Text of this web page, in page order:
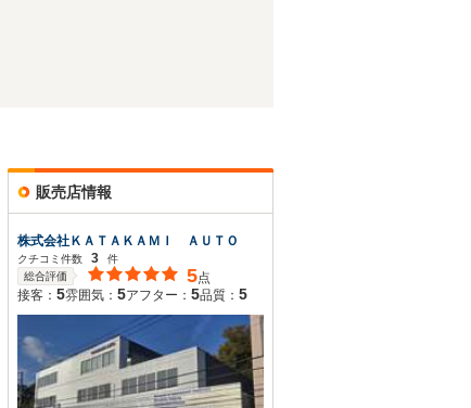
販売店情報
株式会社ＫＡＴＡＫＡＭＩ ＡＵＴＯ
クチコミ件数 3
件
総合評価
5点
接客： 5雰囲気： 5アフター： 5品質： 5